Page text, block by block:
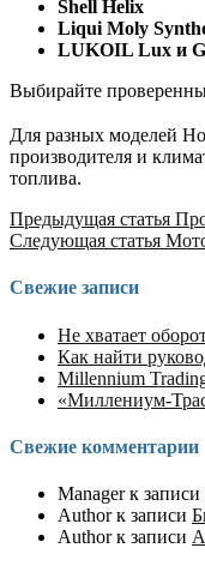
Shell Helix
Liqui Moly
LUKOIL Lux и
Выбирайте
Для разных моделей
производителя и
топлива.
Продолжить
чтение
Предыдущая статья
Следующая статья
Свежие записи
Не хватает
Как найти
Millennium
«Миллениум-
Свежие комментарии
Managerк записи
Authorк записи
Authorк записи